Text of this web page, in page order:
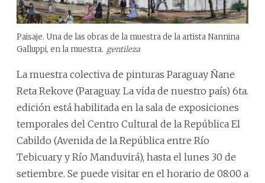
Paisaje. Una de las obras de la muestra de la artista Nannina
Galluppi, en la muestra. gentileza
La muestra colectiva de pinturas Paraguay Ñane
Reta Rekove (Paraguay. La vida de nuestro país) 6ta.
edición está habilitada en la sala de exposiciones
temporales del Centro Cultural de la República El
Cabildo (Avenida de la República entre Río
Tebicuary y Río Manduvirá), hasta el lunes 30 de
setiembre. Se puede visitar en el horario de 08:00 a